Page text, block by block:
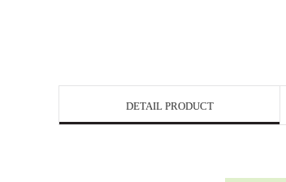
DETAIL PRODUCT